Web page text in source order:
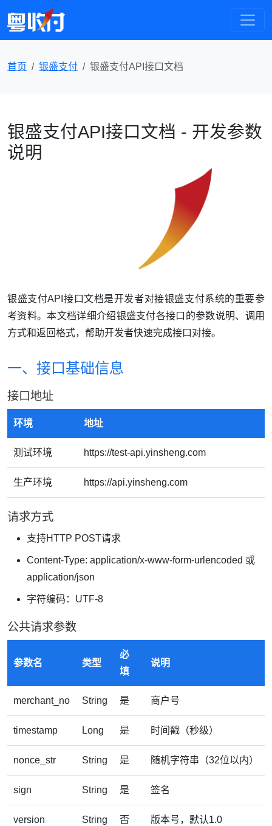
首页 银盛支付 银盛支付API接口文档
银盛支付API接口文档 - 开发参数
说明
银盛支付API接口文档是开发者对接银盛支付系统的重要参
考资料。本文档详细介绍银盛支付各接口的参数说明、调用
方式和返回格式，帮助开发者快速完成接口对接。
一、接口基础信息
接口地址
环境 地址
测试环境 https://test-api.yinsheng.com
生产环境 https://api.yinsheng.com
请求方式
支持HTTP POST请求
Content-Type: application/x-www-form-urlencoded 或
application/json
字符编码：UTF-8
公共请求参数
参数名 类型
必
填
说明
merchant_no String 是 商户号
timestamp Long 是 时间戳（秒级）
nonce_str String 是 随机字符串（32位以内）
sign String 是 签名
version String 否 版本号，默认1.0